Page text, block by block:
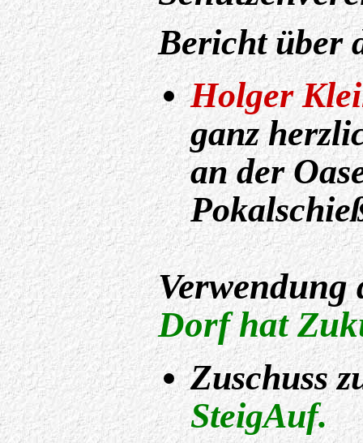
Bericht über
Holger
ganz
an der
Dorf hat
Zuschuss
SteigAuf.